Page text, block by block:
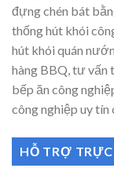
đựng chén bát
thống hút khói
hút khói quán
hàng BBQ, tư vấn
bếp ăn công
công nghiệp uy tín
HỖ TRỢ